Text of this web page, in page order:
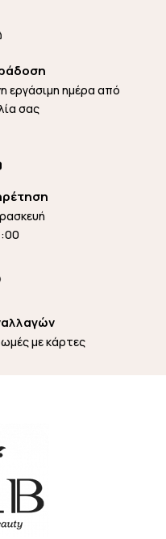
εργάσιμη ημέρα από
σας
με κάρτες